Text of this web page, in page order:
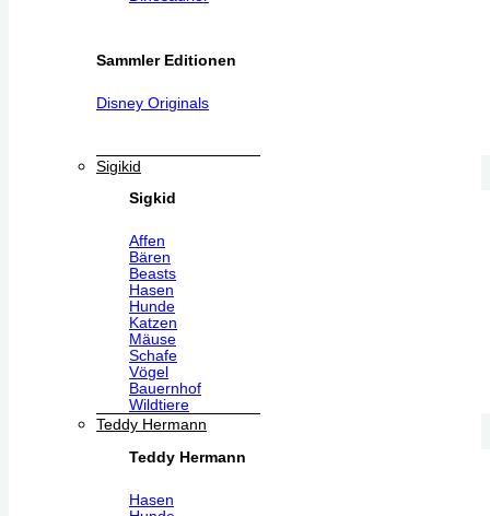
Sammler Editionen
Disney Originals
Sigikid
Sigkid
Affen
Bären
Beasts
Hasen
Hunde
Katzen
Mäuse
Schafe
Vögel
Bauernhof
Wildtiere
Teddy Hermann
Teddy Hermann
Hasen